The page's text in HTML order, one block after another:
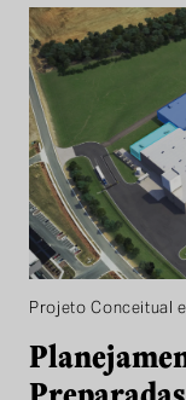
Projeto Conceitual